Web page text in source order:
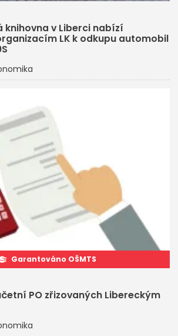
knihovna v Liberci nabízí
LK k odkupu automobil
Garantováno OŠMTS
PO zřizovaných Libereckým